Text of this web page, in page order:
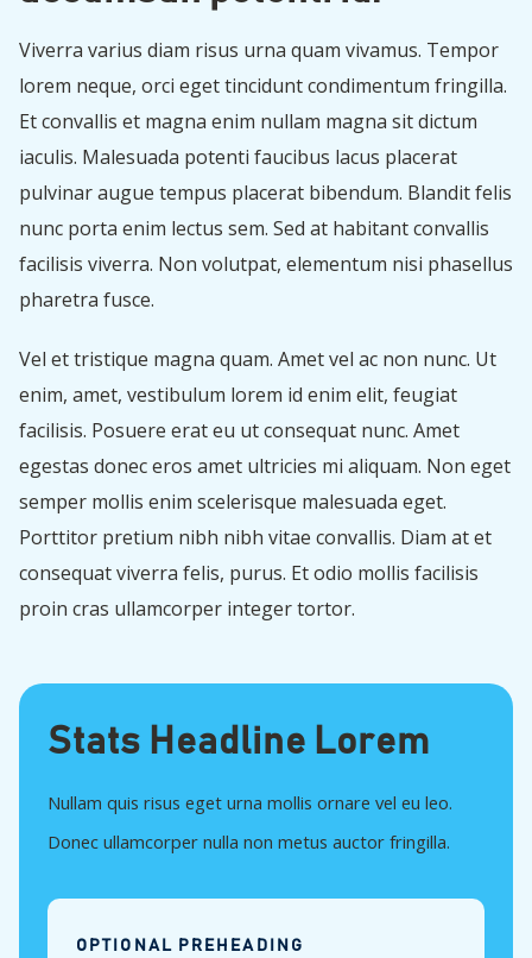
Highlights Section With Icons
Highlight Heading Lorem
Highlight Heading Lorem
Highlight Heading Lorem
Egestas urna vulputate accumsan potenti id.
Egestas urna vulputate accumsan potenti id.
Egestas urna vulputate accumsan potenti id.
Egestas urna vulputate accumsan potenti id.
Viverra varius diam risus urna quam vivamus. Tempor
lorem neque, orci eget tincidunt condimentum fringilla.
Et convallis et magna enim nullam magna sit dictum
iaculis. Malesuada potenti faucibus lacus placerat
pulvinar augue tempus placerat bibendum. Blandit felis
nunc porta enim lectus sem. Sed at habitant convallis
facilisis viverra. Non volutpat, elementum nisi phasellus
pharetra fusce.
Vel et tristique magna quam. Amet vel ac non nunc. Ut
enim, amet, vestibulum lorem id enim elit, feugiat
facilisis. Posuere erat eu ut consequat nunc. Amet
egestas donec eros amet ultricies mi aliquam. Non eget
semper mollis enim scelerisque malesuada eget.
Porttitor pretium nibh nibh vitae convallis. Diam at et
consequat viverra felis, purus. Et odio mollis facilisis
proin cras ullamcorper integer tortor.
Stats Headline Lorem
Nullam quis risus eget urna mollis ornare vel eu leo.
Donec ullamcorper nulla non metus auctor fringilla.
OPTIONAL PREHEADING